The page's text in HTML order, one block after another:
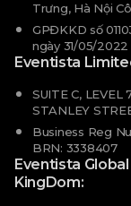
Trưng, Hà Nội
GPĐKKD số
ngày 31/05/2022
Eventista
SUITE C, LEVEL
STANLEY
Business Reg
BRN: 3338407
Eventista
KingDom: